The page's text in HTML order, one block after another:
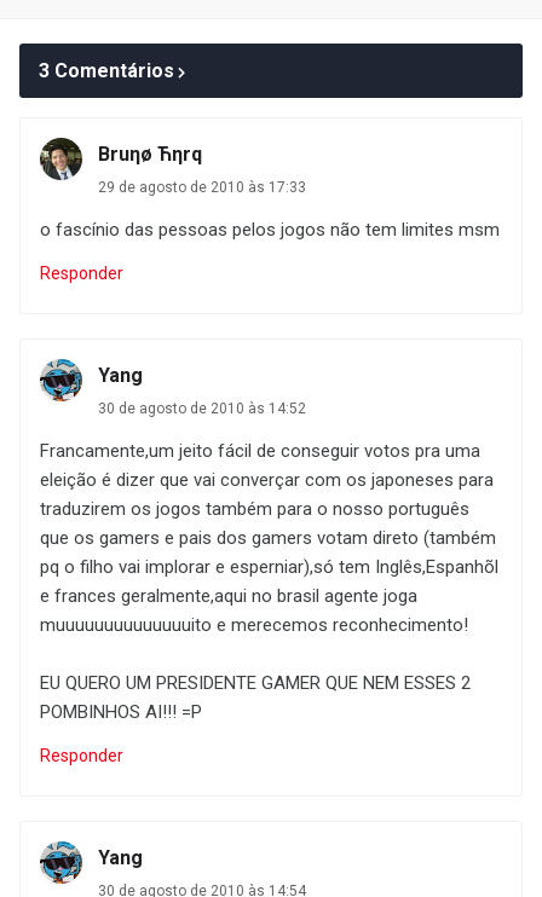
3 Comentários
Bruηø Ћηrq
29 de agosto de 2010 às 17:33
o fascínio das pessoas pelos jogos não tem limites msm
Responder
Yang
30 de agosto de 2010 às 14:52
Francamente,um jeito fácil de conseguir votos pra uma
eleição é dizer que vai converçar com os japoneses para
traduzirem os jogos também para o nosso português
que os gamers e pais dos gamers votam direto (também
pq o filho vai implorar e esperniar),só tem Inglês,Espanhõl
e frances geralmente,aqui no brasil agente joga
muuuuuuuuuuuuuuito e merecemos reconhecimento!
EU QUERO UM PRESIDENTE GAMER QUE NEM ESSES 2
POMBINHOS AI!!! =P
Responder
Yang
30 de agosto de 2010 às 14:54